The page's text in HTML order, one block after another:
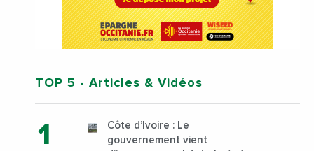
TOP 5 - Articles & Vidéos
Côte d’Ivoire : Le
gouvernement vient